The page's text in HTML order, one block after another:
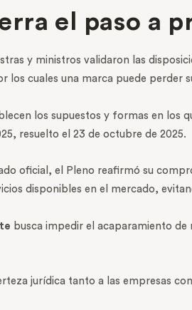
el paso a
y ministros validaron las
los cuales una marca puede
los supuestos y formas en los
resuelto el 23 de octubre de 2025.
oficial, el Pleno reafirmó su
disponibles en el mercado,
busca impedir el acaparamiento
jurídica tanto a las empresas